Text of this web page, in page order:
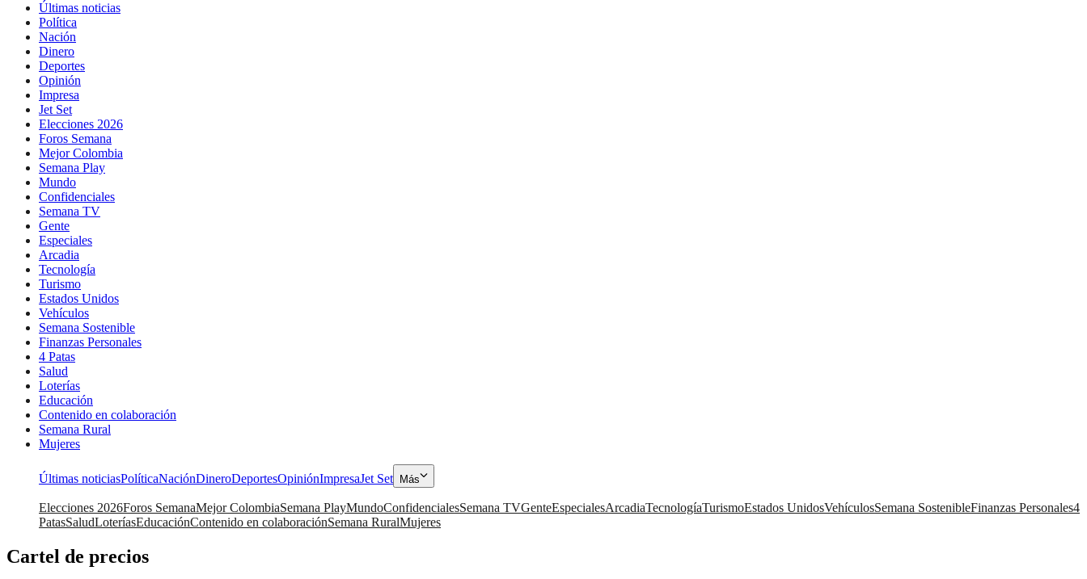
Últimas noticias
Política
Nación
Dinero
Deportes
Opinión
Impresa
Jet Set
Elecciones 2026
Foros Semana
Mejor Colombia
Semana Play
Mundo
Confidenciales
Semana TV
Gente
Especiales
Arcadia
Tecnología
Turismo
Estados Unidos
Vehículos
Semana Sostenible
Finanzas Personales
4 Patas
Salud
Loterías
Educación
Contenido en colaboración
Semana Rural
Mujeres
Últimas noticiasPolíticaNaciónDineroDeportesOpiniónImpresaJet Set Más
Elecciones 2026Foros SemanaMejor ColombiaSemana PlayMundoConfidencialesSemana TVGenteEspecialesArcadiaTecnologíaTurismoEstados UnidosVehículosSemana SostenibleFinanzas Personales4
PatasSaludLoteríasEducaciónContenido en colaboraciónSemana RuralMujeres
Cartel de precios